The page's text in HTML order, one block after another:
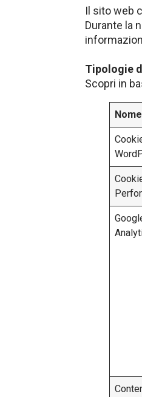
Il sito web
Durante la
Tipologie
Scopri in
Nome